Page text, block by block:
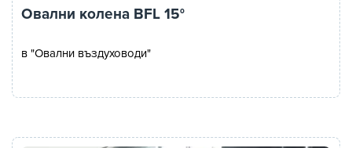
Овални колена BFL 15°
в "Овални въздуховоди"